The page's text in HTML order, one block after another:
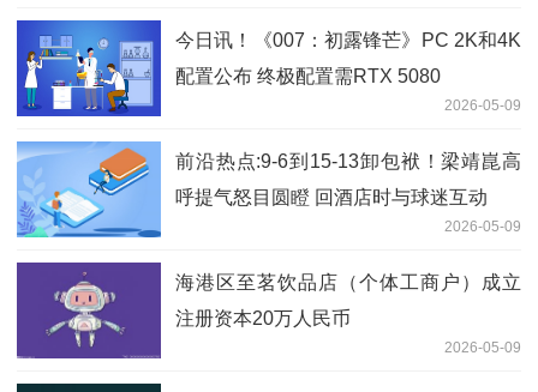
今日讯！《007：初露锋芒》PC 2K和4K
配置公布 终极配置需RTX 5080
2026-05-09
前沿热点:9-6到15-13卸包袱！梁靖崑高
呼提气怒目圆瞪 回酒店时与球迷互动
2026-05-09
海港区至茗饮品店（个体工商户）成立
注册资本20万人民币
2026-05-09